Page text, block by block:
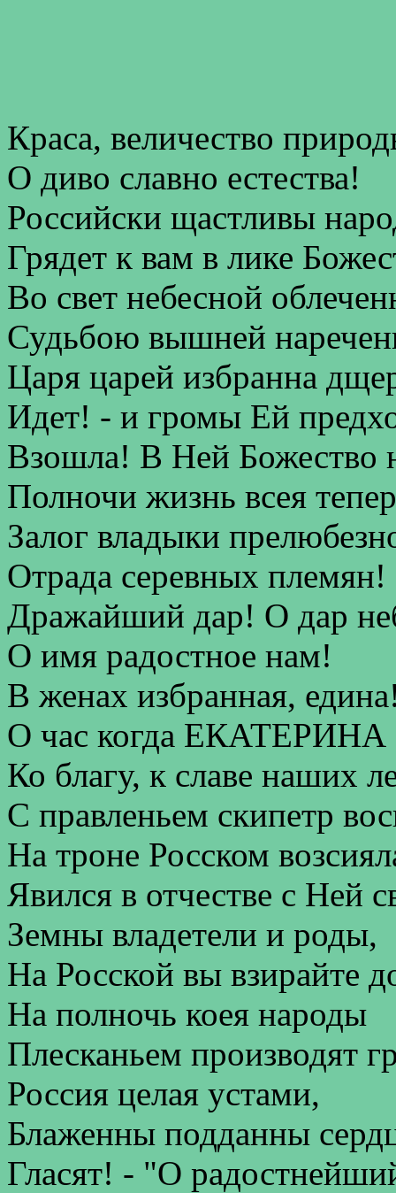
Краса, величество
О диво славно естества!
Российски щастливы
Грядет к вам в лике
Во свет небесной
Судьбою вышней
Царя царей избранна
Идет! - и громы Ей
Взошла! В Ней Божество
Полночи жизнь всея
Залог владыки
Отрада серевных племян!
Дражайший дар! О дар
О имя радостное нам!
В женах избранная,
О час когда ЕКАТЕРИНА
Ко благу, к славе наших
С правленьем скипетр
На троне Росском
Явился в отчестве с Ней
Земны владетели и роды,
На Росской вы взирайте
На полночь коея народы
Плесканьем производят
Россия целая устами,
Блаженны подданны
Гласят! - "О